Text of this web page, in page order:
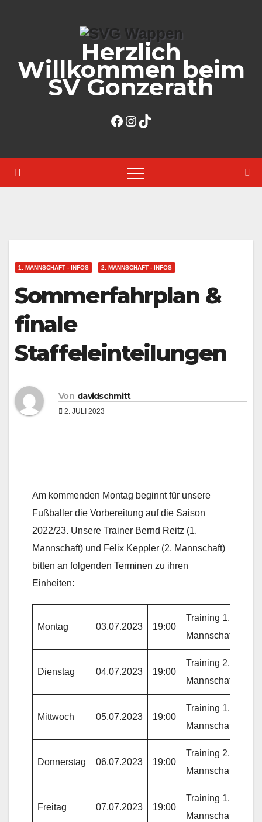
Herzlich
Willkommen beim
SV Gonzerath
Facebook
Instagram
TikTok
1. MANNSCHAFT - INFOS 2. MANNSCHAFT - INFOS
Sommerfahrplan &
finale
Staffeleinteilungen
Von davidschmitt
2. JULI 2023
Am kommenden Montag beginnt für unsere
Fußballer die Vorbereitung auf die Saison
2022/23. Unsere Trainer Bernd Reitz (1.
Mannschaft) und Felix Keppler (2. Mannschaft)
bitten an folgenden Terminen zu ihren
Einheiten:
Montag 03.07.2023 19:00
Training 1.
Mannschaft
Dienstag 04.07.2023 19:00
Training 2.
Mannschaft
Mittwoch 05.07.2023 19:00
Training 1.
Mannschaft
Donnerstag 06.07.2023 19:00
Training 2.
Mannschaft
Freitag 07.07.2023 19:00
Training 1.
Mannschaft